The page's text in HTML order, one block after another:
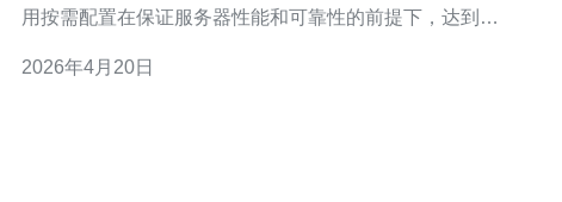
用按需配置在保证服务器性能和可靠性的前提下，达到最
分析、方案设计、实施验证与成本优化，帮助读者判断何
2026年4月20日